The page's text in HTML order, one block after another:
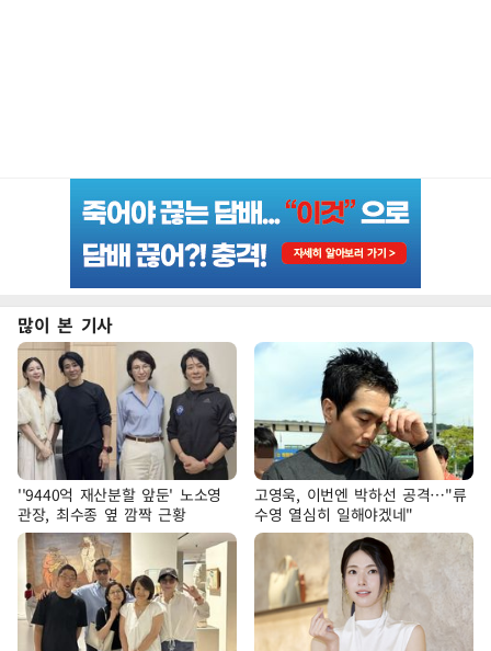
많이 본 기사
''9440억 재산분할 앞둔' 노소영
관장, 최수종 옆 깜짝 근황
고영욱, 이번엔 박하선 공격…"류
수영 열심히 일해야겠네"